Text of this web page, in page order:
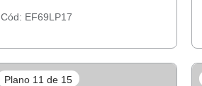
Cód: EF69LP17
Plano 11 de 15